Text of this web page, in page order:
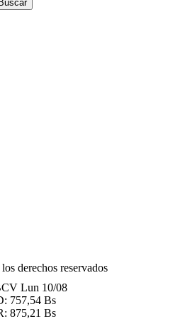
derechos reservados
Lun 10/08
757,54 Bs
875,21 Bs